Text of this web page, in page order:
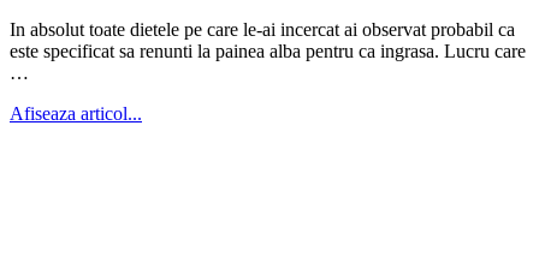
In absolut toate dietele pe care le-ai incercat ai observat probabil ca
este specificat sa renunti la painea alba pentru ca ingrasa. Lucru care
…
Afiseaza articol...